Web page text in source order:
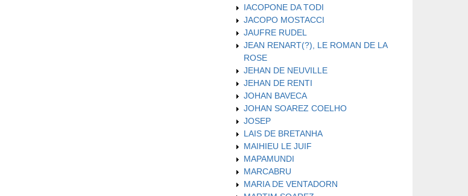
IACOPONE DA TODI
JACOPO MOSTACCI
JAUFRE RUDEL
JEAN RENART(?), LE ROMAN DE LA
ROSE
JEHAN DE NEUVILLE
JEHAN DE RENTI
JOHAN BAVECA
JOHAN SOAREZ COELHO
JOSEP
LAIS DE BRETANHA
MAIHIEU LE JUIF
MAPAMUNDI
MARCABRU
MARIA DE VENTADORN